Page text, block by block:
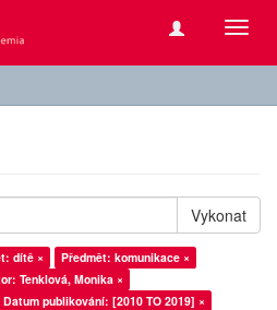
Vykonat
dítě ×
Předmět: komunikace ×
Tenklová, Monika ×
Datum publikování: [2010 TO 2019] ×